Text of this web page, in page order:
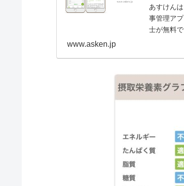
あすけん
事管理ア
士が無料
www.asken.jp